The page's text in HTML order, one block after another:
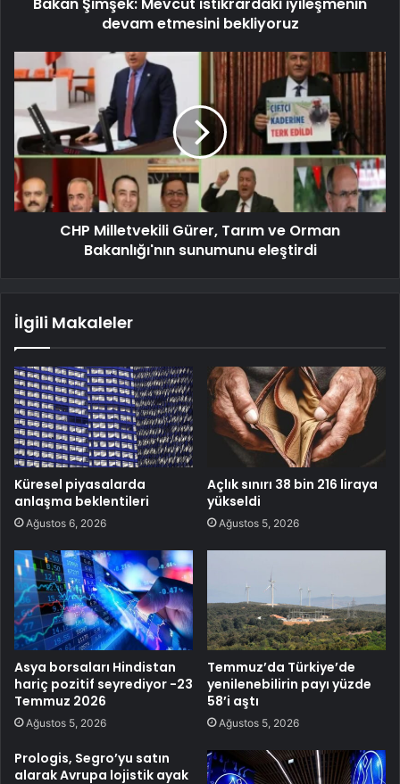
devam etmesini bekliyoruz
CHP Milletvekili Gürer, Tarım ve Orman
Bakanlığı'nın sunumunu eleştirdi
İlgili Makaleler
Küresel piyasalarda
anlaşma beklentileri
Ağustos 6, 2026
Açlık sınırı 38 bin 216 liraya
yükseldi
Ağustos 5, 2026
Asya borsaları Hindistan
hariç pozitif seyrediyor -23
Temmuz 2026
Ağustos 5, 2026
Temmuz’da Türkiye’de
yenilenebilirin payı yüzde
58’i aştı
Ağustos 5, 2026
Prologis, Segro’yu satın
alarak Avrupa lojistik ayak